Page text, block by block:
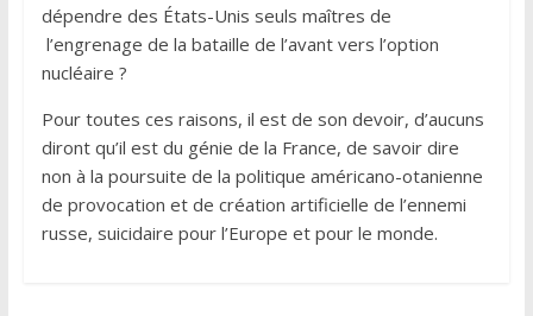
dépendre des États-Unis seuls maîtres de
l’engrenage de la bataille de l’avant vers l’option
nucléaire ?
Pour toutes ces raisons, il est de son devoir, d’aucuns
diront qu’il est du génie de la France, de savoir dire
non à la poursuite de la politique américano-otanienne
de provocation et de création artificielle de l’ennemi
russe, suicidaire pour l’Europe et pour le monde.